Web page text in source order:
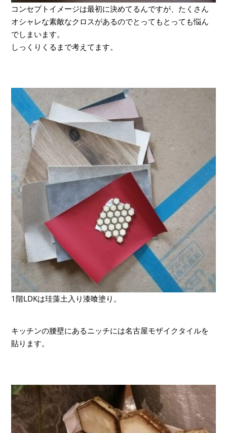
コンセプトイメージは最初に決めてるんですが、たくさん
オシャレな素敵なクロスがあるのでとってもとっても悩ん
でしまいます。
しっくりくるまで考えてます。
1階LDKは珪藻土入り漆喰塗り。
キッチンの腰壁にあるニッチには名古屋モザイクタイルを
貼ります。